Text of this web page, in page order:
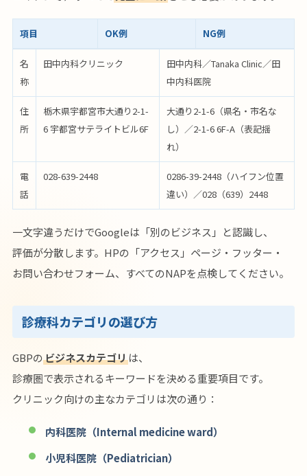
項目 OK例 NG例
名
称
田中内科クリニック
田中内科／Tanaka Clinic／田
中内科医院
住
所
栃木県宇都宮市大通り2-1-
6 宇都宮サテライトビル6F
大通り2-1-6（県名・市名な
し）／2-1-6 6F-A（表記揺
れ）
電
話
028-639-2448
0286-39-2448（ハイフン位置
違い）／028（639）2448
一文字違うだけでGoogleは「別のビジネス」と認識し、
評価が分散します。HPの「アクセス」ページ・フッター・
お問い合わせフォーム、すべてのNAPを点検してください。
診療科カテゴリの選び方
GBPのビジネスカテゴリは、
診療圏で表示されるキーワードを決める重要項目です。
クリニック向けの主なカテゴリは次の通り：
内科医院（Internal medicine ward）
小児科医院（Pediatrician）